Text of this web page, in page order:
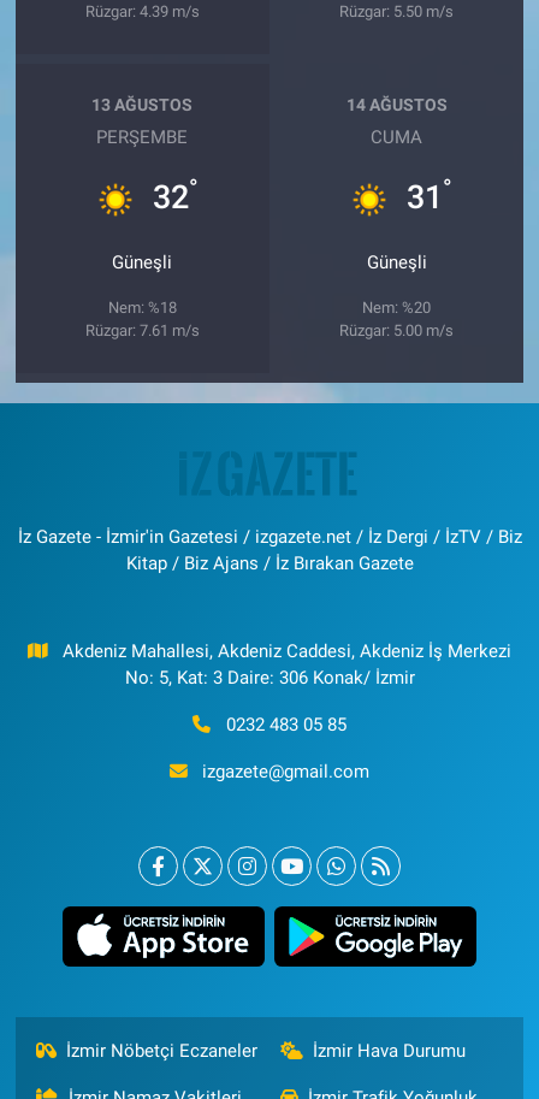
Rüzgar: 4.39 m/s
Rüzgar: 5.50 m/s
13 AĞUSTOS
PERŞEMBE
32°
Güneşli
Nem: %18
Rüzgar: 7.61 m/s
14 AĞUSTOS
CUMA
31 °
Güneşli
Nem: %20
Rüzgar: 5.00 m/s
İz Gazete - İzmir'in Gazetesi / izgazete.net / İz Dergi / İzTV / Biz
Kitap / Biz Ajans / İz Bırakan Gazete
Akdeniz Mahallesi, Akdeniz Caddesi, Akdeniz İş Merkezi
No: 5, Kat: 3 Daire: 306 Konak/ İzmir
0232 483 05 85
izgazete@gmail.com
İzmir Nöbetçi Eczaneler İzmir Hava Durumu